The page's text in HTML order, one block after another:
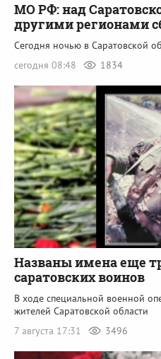
МО РФ: над
другими регионами
Сегодня ночью в Саратовской
сегодня 08:48
1834
Названы имена еще
саратовских воинов
В ходе специальной военной
жителей Саратовской области
7 августа 17:31
3496